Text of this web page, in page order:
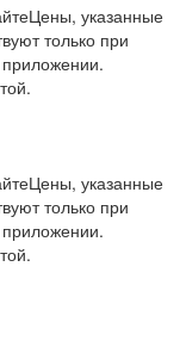
Цены, указанные
только при
Цены, указанные
только при